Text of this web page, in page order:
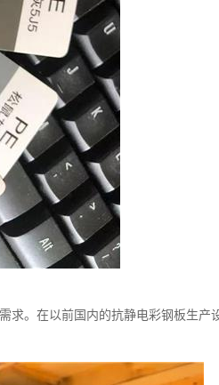
求。在以前国内的抗静电彩钢板生产